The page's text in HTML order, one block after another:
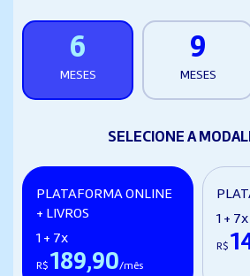
6
MESES
9
MESES
SELECIONE A
PLATAFORMA ONLINE
+ LIVROS
1 + 7x
R$ 189,90/mês
1 + 7x
R$